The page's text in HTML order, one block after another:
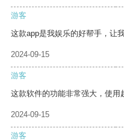
游客
这款app是我娱乐的好帮手，让
2024-09-15
游客
这款软件的功能非常强大，使用
2024-09-15
游客